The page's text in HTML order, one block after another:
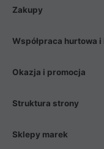
Zakupy
Współpraca hurtowa i
Okazja i promocja
Struktura strony
Sklepy marek